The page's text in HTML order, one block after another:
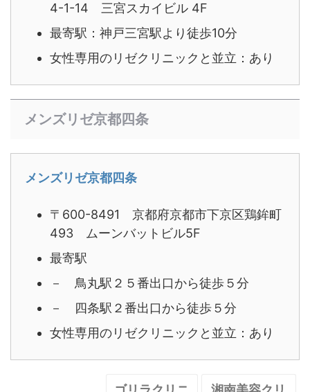
4-1-14 三宮スカイビル 4F
最寄駅：神戸三宮駅より徒歩10分
女性専用のリゼクリニックと並立：あり
メンズリゼ京都四条
メンズリゼ京都四条
〒600-8491 京都府京都市下京区鶏鉾町
493 ムーンバットビル5F
最寄駅
－ 鳥丸駅２５番出口から徒歩５分
－ 四条駅２番出口から徒歩５分
女性専用のリゼクリニックと並立：あり